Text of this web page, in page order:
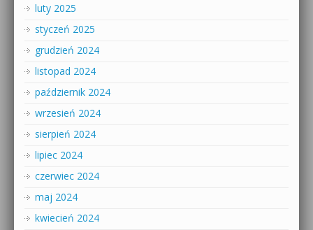
luty 2025
styczeń 2025
grudzień 2024
listopad 2024
październik 2024
wrzesień 2024
sierpień 2024
lipiec 2024
czerwiec 2024
maj 2024
kwiecień 2024